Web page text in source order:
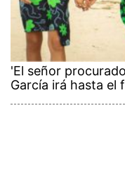
'El señor
García irá hasta el